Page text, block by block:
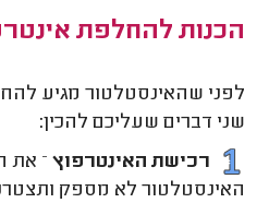
הכנות להחלפת
לפני שהאינסטלטור מגיע
שני דברים שעליכם להכין:
רכישת האינטרפוץ – את
האינסטלטור לא מספק